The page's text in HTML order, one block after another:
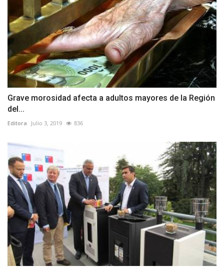
Grave morosidad afecta a adultos mayores de la Región
del...
Editora Julio 3, 2019 836